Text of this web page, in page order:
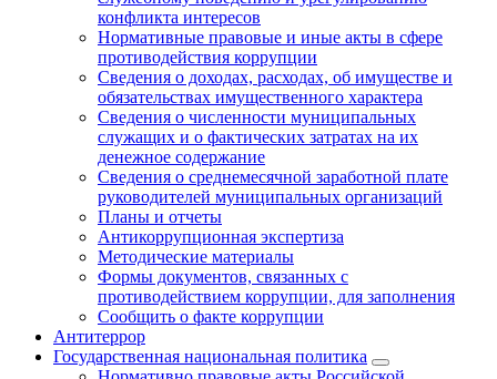
конфликта интересов
Нормативные правовые и иные акты в сфере
противодействия коррупции
Сведения о доходах, расходах, об имуществе и
обязательствах имущественного характера
Сведения о численности муниципальных
служащих и о фактических затратах на их
денежное содержание
Сведения о среднемесячной заработной плате
руководителей муниципальных организаций
Планы и отчеты
Антикоррупционная экспертиза
Методические материалы
Формы документов, связанных с
противодействием коррупции, для заполнения
Сообщить о факте коррупции
Антитеррор
Государственная национальная политика